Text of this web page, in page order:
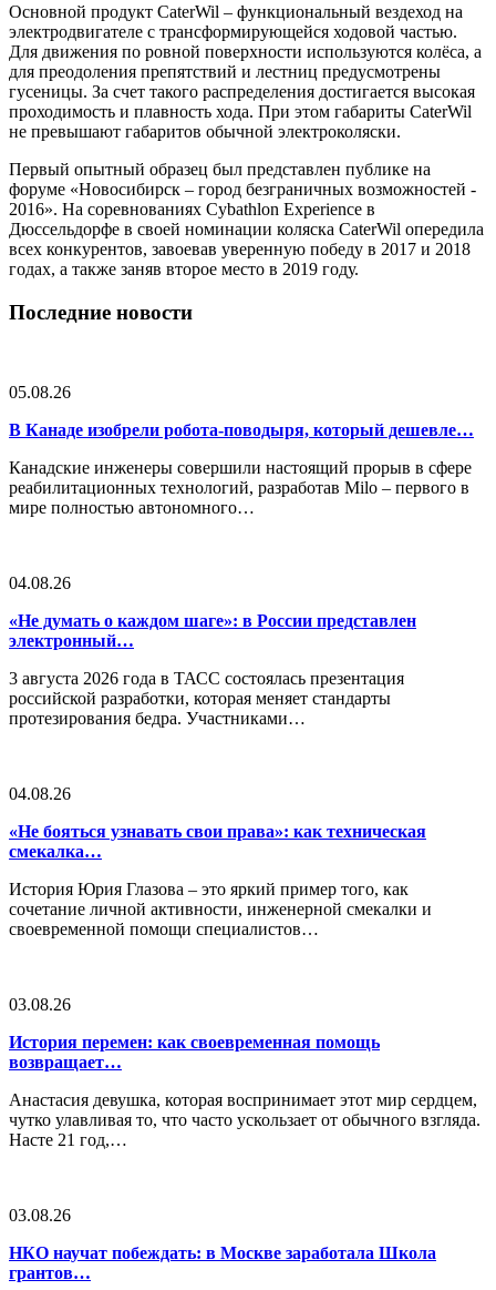
Основной продукт CaterWil – функциональный вездеход на
электродвигателе с трансформирующейся ходовой частью.
Для движения по ровной поверхности используются колёса, а
для преодоления препятствий и лестниц предусмотрены
гусеницы. За счет такого распределения достигается высокая
проходимость и плавность хода. При этом габариты CaterWil
не превышают габаритов обычной электроколяски.
Первый опытный образец был представлен публике на
форуме «Новосибирск – город безграничных возможностей -
2016». На соревнованиях Cybathlon Experience в
Дюссельдорфе в своей номинации коляска CaterWil опередила
всех конкурентов, завоевав уверенную победу в 2017 и 2018
годах, а также заняв второе место в 2019 году.
Последние новости
05.08.26
В Канаде изобрели робота-поводыря, который дешевле…
Канадские инженеры совершили настоящий прорыв в сфере
реабилитационных технологий, разработав Milo – первого в
мире полностью автономного…
04.08.26
«Не думать о каждом шаге»: в России представлен
электронный…
3 августа 2026 года в ТАСС состоялась презентация
российской разработки, которая меняет стандарты
протезирования бедра. Участниками…
04.08.26
«Не бояться узнавать свои права»: как техническая
смекалка…
История Юрия Глазова – это яркий пример того, как
сочетание личной активности, инженерной смекалки и
своевременной помощи специалистов…
03.08.26
История перемен: как своевременная помощь
возвращает…
Анастасия девушка, которая воспринимает этот мир сердцем,
чутко улавливая то, что часто ускользает от обычного взгляда.
Насте 21 год,…
03.08.26
НКО научат побеждать: в Москве заработала Школа
грантов…